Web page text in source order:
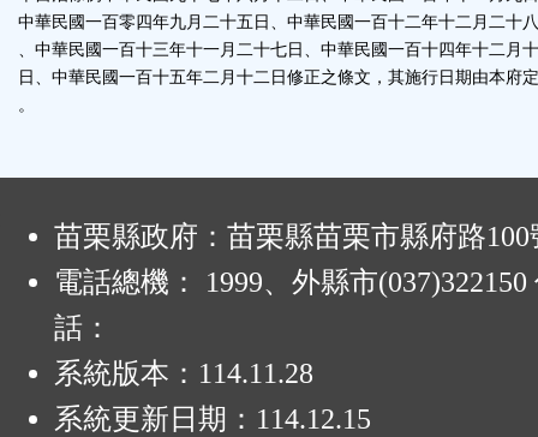
中華民國一百零四年九月二十五日、中華民國一百十二年十二月二十
、中華民國一百十三年十一月二十七日、中華民國一百十四年十二月
日、中華民國一百十五年二月十二日修正之條文，其施行日期由本府
。
苗栗縣政府：苗栗縣苗栗市縣府路100
電話總機： 1999、外縣市(037)322150
話：
系統版本： 114.11.28
系統更新日期： 114.12.15